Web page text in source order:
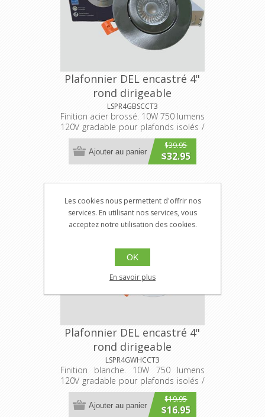
Plafonnier DEL encastré 4"
rond dirigeable
3000K/4000K/5000K
sélectionnable
LSPR4GBSCCT3
Finition acier brossé. 10W 750 lumens
120V gradable pour plafonds isolés /
non-isolés
$39.95
$32.95
Ajouter au panier
Plafonnier DEL encastré 4"
rond dirigeable
3000K/4000K/5000K
sélectionnable
LSPR4GWHCCT3
Finition blanche. 10W 750 lumens
120V gradable pour plafonds isolés /
non-isolés
$19.95
$16.95
Ajouter au panier
Les cookies nous permettent d'offrir nos
services. En utilisant nos services, vous
acceptez notre utilisation des cookies.
OK
En savoir plus